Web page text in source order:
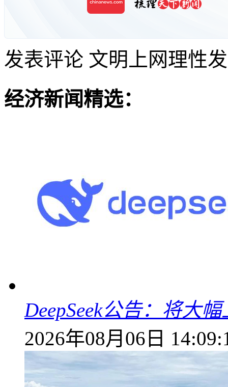
发表评论 文明上网理性
经济新闻精选：
DeepSeek公告：将大
2026年08月06日